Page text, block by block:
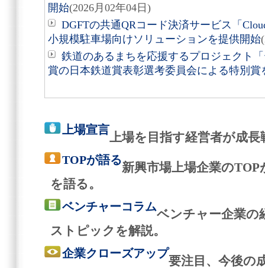
開始(2026月02年04日)
DGFTの共通QRコード決済サービス「
小規模駐車場向けソリューションを提供開始
鉄道のあるまちを応援するプロジェクト
賞の日本鉄道賞表彰選考委員会による特別賞
上場宣言
上場を目指す経営者が成
TOPが語る
新興市場上場企業の
を語る。
ベンチャーコラム
ベンチャー企業の
ストピックを解説。
企業クローズアップ
要注目、今後の